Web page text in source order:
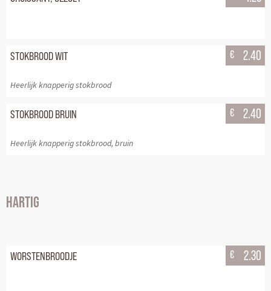
STOKBROOD WIT
Heerlijk knapperig stokbrood
€ 2.40
STOKBROOD BRUIN
Heerlijk knapperig stokbrood, bruin
€ 2.40
HARTIG
WORSTENBROODJE € 2.30